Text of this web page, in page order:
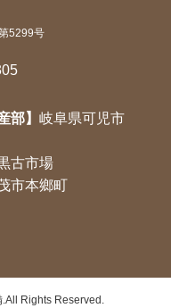
5299号
部】岐阜県可児市
古市場
市本鄉町
Rights Reserved.